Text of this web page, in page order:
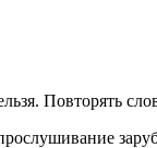
Повторять